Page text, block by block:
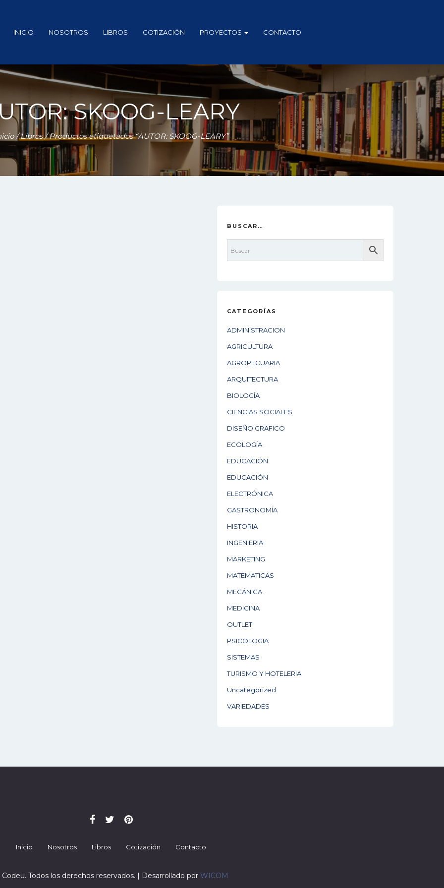
INICIO NOSOTROS LIBROS COTIZACIÓN PROYECTOS CONTACTO
SKOOG-LEARY
/Libros/ Productos etiquetados “AUTOR: SKOOG-LEARY”
BUSCAR…
CATEGORÍAS
ADMINISTRACION
AGRICULTURA
AGROPECUARIA
ARQUITECTURA
BIOLOGÍA
CIENCIAS SOCIALES
DISEÑO GRAFICO
ECOLOGÍA
EDUCACIÓN
EDUCACIÓN
ELECTRÓNICA
GASTRONOMÍA
HISTORIA
INGENIERIA
MARKETING
MATEMATICAS
MECÁNICA
MEDICINA
OUTLET
PSICOLOGIA
SISTEMAS
TURISMO Y HOTELERIA
Uncategorized
VARIEDADES
Inicio Nosotros Libros Cotización Contacto
Todos los derechos reservados. | Desarrollado por WICOM